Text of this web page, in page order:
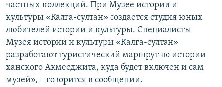
частных коллекций. При Музее истории и
культуры «Калга-султан» создается студия юных
любителей истории и культуры. Специалисты
Музея истории и культуры «Калга-султан»
разработают туристический маршрут по истории
ханского Акмесджита, куда будет включен и сам
музей», – говорится в сообщении.